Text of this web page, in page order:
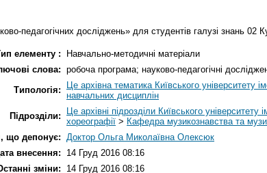
педагогічних досліджень» для студентів галузі знань 02
елементу :
Навчально-методичні матеріали
слова: робоча програма; науково-педагогічні
Типологія:
Це архівна тематика Київського університету
навчальних дисциплін
Підрозділи:
Це архівні підрозділи Київського університету
хореографії > Кафедра музикознавства та
що депонує:
Доктор Ольга Миколаївна Олексюк
внесення:
14 Груд 2016 08:16
зміни:
14 Груд 2016 08:16